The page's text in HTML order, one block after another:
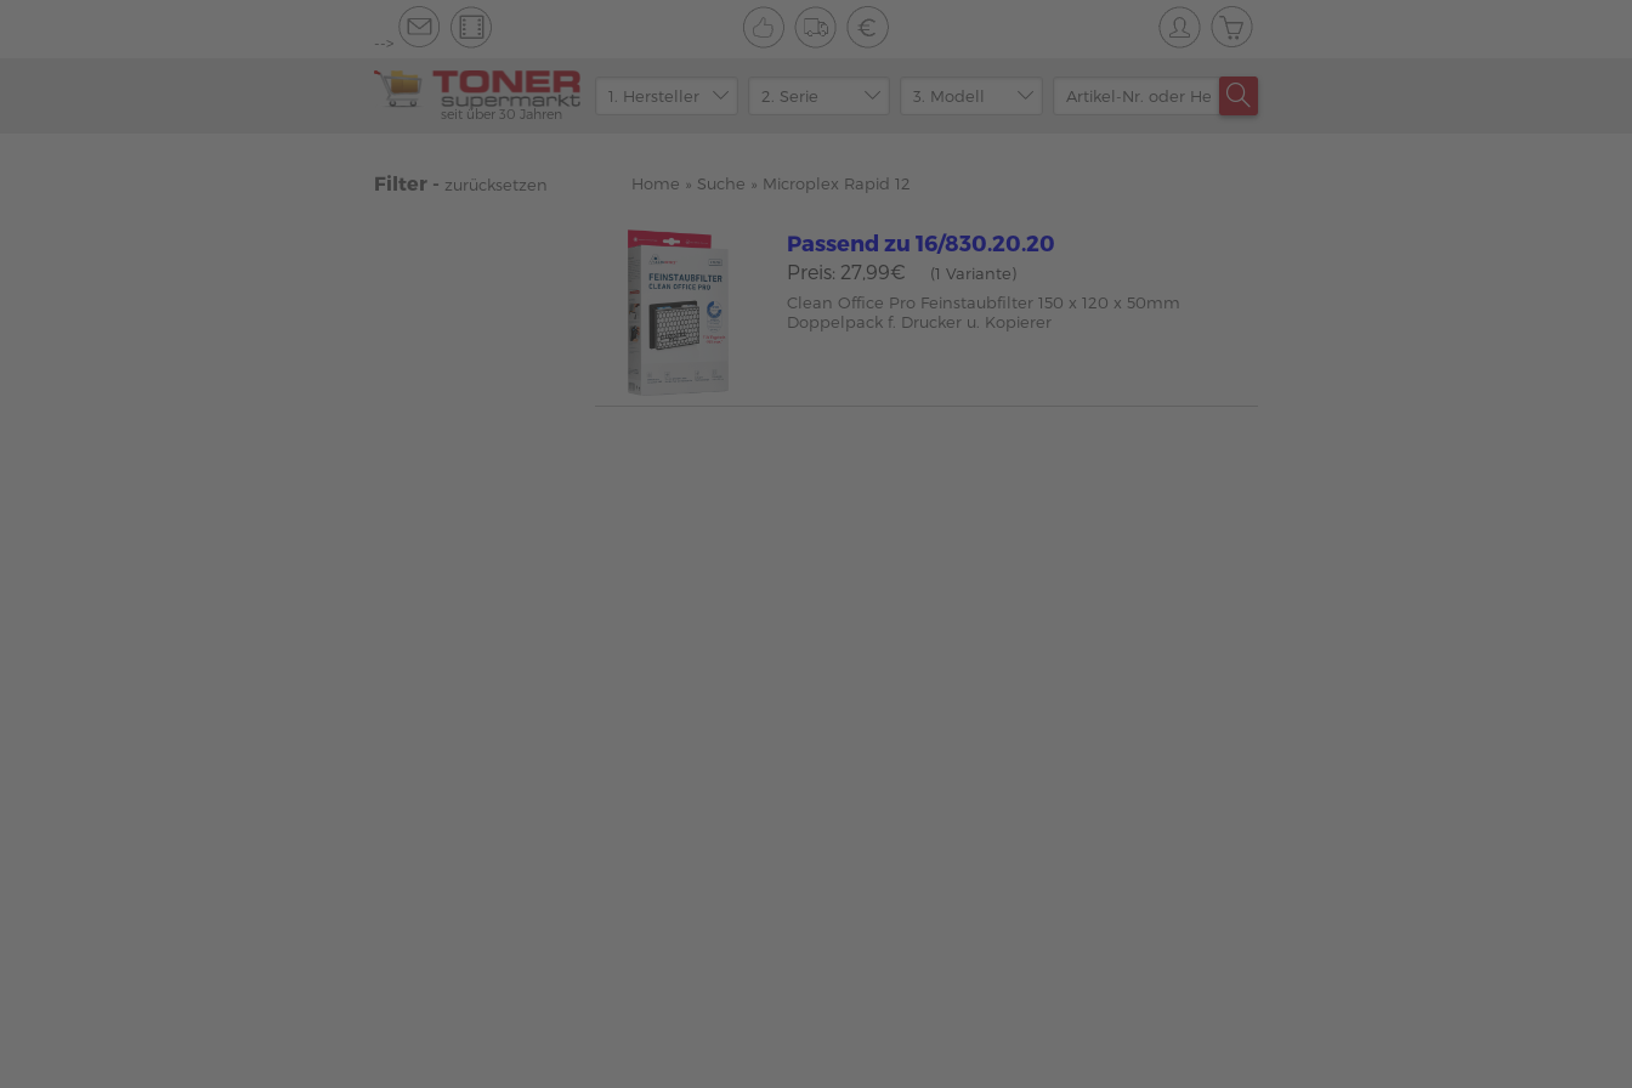
-->
seit über 30 Jahren
Filter - zurücksetzen Home » Suche » Microplex Rapid 12
Passend zu 16/830.20.20
Preis: 27,99€
(1 Variante)
Clean Office Pro Feinstaubfilter 150 x 120 x 50mm
Doppelpack f. Drucker u. Kopierer